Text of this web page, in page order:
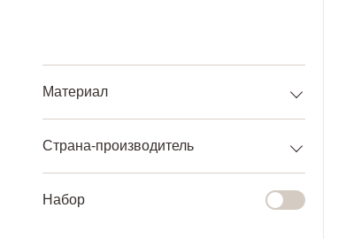
Материал
Страна-производитель
Набор